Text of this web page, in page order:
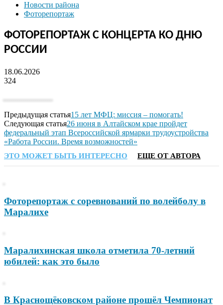
Новости района
Фоторепортаж
ФОТОРЕПОРТАЖ С КОНЦЕРТА КО ДНЮ
РОССИИ
18.06.2026
324
Предыдущая статья15 лет МФЦ: миссия – помогать!
Следующая статья26 июня в Алтайском крае пройдет
федеральный этап Всероссийской ярмарки трудоустройства
«Работа России. Время возможностей»
ЭТО МОЖЕТ БЫТЬ ИНТЕРЕСНО ЕЩЕ ОТ АВТОРА
Фоторепортаж с соревнований по волейболу в
Маралихе
Маралихинская школа отметила 70-летний
юбилей: как это было
В Краснощёковском районе прошёл Чемпионат